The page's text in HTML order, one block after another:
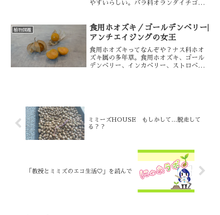
やすいらしい。バラ科オランダイチゴ属
い。野苺。親株からたくさんの子づるを
伸ばして実を付ける様子が...
植物図鑑
食用ホオズキ／ゴールデンベリー|
アンチエイジングの女王
食用ホオズキってなんぞや？ナス科ホオ
ズキ属の多年草。食用ホオズキ、ゴール
デンベリー、インカベリー、ストロベリ
ミミーズHOUSE もしかして…脱走して
る？？
「教授とミミズのエコ生活♡」を読んで